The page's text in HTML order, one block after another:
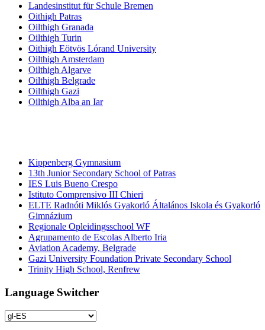
Landesinstitut für Schule Bremen
Oithigh Patras
Oilthigh Granada
Oilthigh Turin
Oithigh Eötvös Lórand University
Oilthigh Amsterdam
Oilthigh Algarve
Oilthigh Belgrade
Oilthigh Gazi
Oilthigh Alba an Iar
Kippenberg Gymnasium
13th Junior Secondary School of Patras
IES Luis Bueno Crespo
Istituto Comprensivo III Chieri
ELTE Radnóti Miklós Gyakorló Általános Iskola és Gyakorló
Gimnázium
Regionale Opleidingsschool WF
Agrupamento de Escolas Alberto Iria
Aviation Academy, Belgrade
Gazi University Foundation Private Secondary School
Trinity High School, Renfrew
Language Switcher